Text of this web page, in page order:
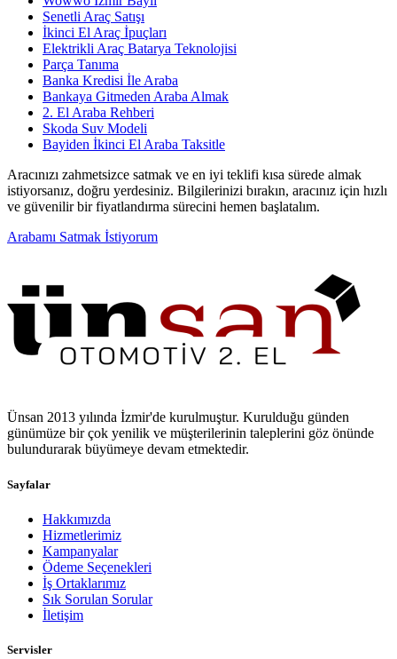
Senetli Araç Satışı
İkinci El Araç İpuçları
Elektrikli Araç Batarya Teknolojisi
Parça Tanıma
Banka Kredisi İle Araba
Bankaya Gitmeden Araba Almak
2. El Araba Rehberi
Skoda Suv Modeli
Bayiden İkinci El Araba Taksitle
Aracınızı zahmetsizce satmak ve en iyi teklifi kısa sürede almak
istiyorsanız, doğru yerdesiniz. Bilgilerinizi bırakın, aracınız için hızlı
ve güvenilir bir fiyatlandırma sürecini hemen başlatalım.
Arabamı Satmak İstiyorum
Ünsan 2013 yılında İzmir'de kurulmuştur. Kurulduğu günden
günümüze bir çok yenilik ve müşterilerinin taleplerini göz önünde
bulundurarak büyümeye devam etmektedir.
Sayfalar
Hakkımızda
Hizmetlerimiz
Kampanyalar
Ödeme Seçenekleri
İş Ortaklarımız
Sık Sorulan Sorular
İletişim
Servisler